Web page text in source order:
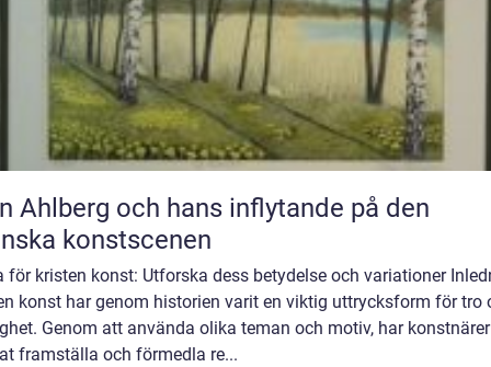
Ahlberg och hans inflytande på den
konstscenen
för kristen konst: Utforska dess betydelse och variationer
konst har genom historien varit en viktig uttrycksform för tro
Genom att använda olika teman och motiv, har konstnärer
framställa och förmedla re...